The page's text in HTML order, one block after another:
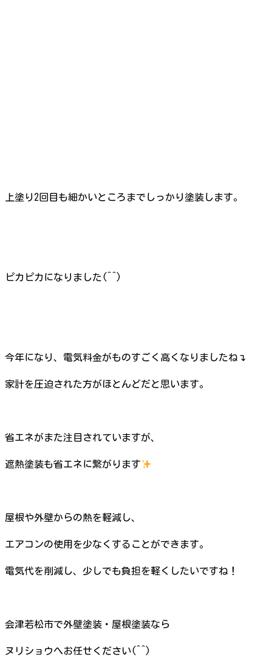
上塗り2回目も細かいところまでしっかり塗装します。
ピカピカになりました(^^)
今年になり、電気料金がものすごく高くなりましたね↴
家計を圧迫された方がほとんどだと思います。
省エネがまた注目されていますが、
遮熱塗装も省エネに繋がります
屋根や外壁からの熱を軽減し、
エアコンの使用を少なくすることができます。
電気代を削減し、少しでも負担を軽くしたいですね！
会津若松市で外壁塗装・屋根塗装なら
ヌリショウへお任せください(^^)